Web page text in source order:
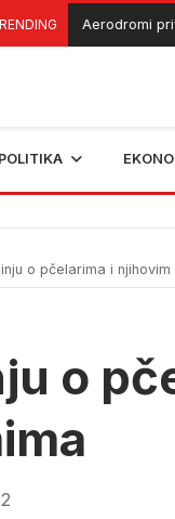
2026 Aerodromi
POLITIKA
o pčelarima i
o